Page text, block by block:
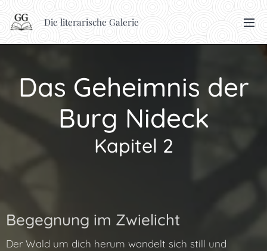
Die literarische Galerie
Das Geheimnis der
Burg Nideck
Kapitel 2
Begegnung im Zwielicht
Der Wald um dich herum wandelt sich still und